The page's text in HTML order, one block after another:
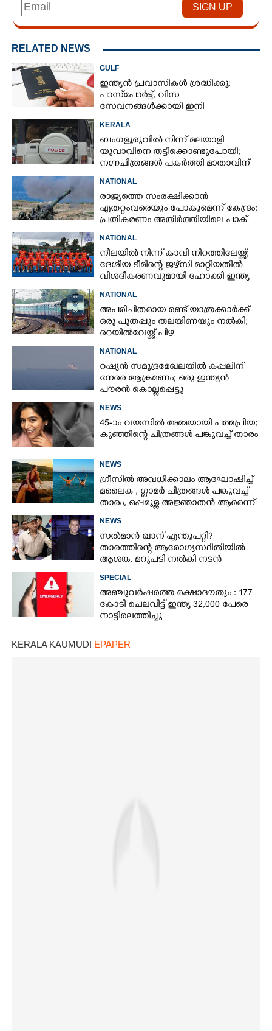
RELATED NEWS
GULF
ഇന്ത്യൻ പ്രവാസികൾ ശ്രദ്ധിക്കൂ;
പാസ്‌പോർട്ട്, വിസ
സേവനങ്ങൾക്കായി ഇനി
KERALA
ബംഗളൂരുവിൽ നിന്ന് മലയാളി
യുവാവിനെ തട്ടിക്കൊണ്ടുപോയി;
നഗ്നചിത്രങ്ങൾ പകർത്തി മാതാവിന്
NATIONAL
രാജ്യത്തെ സംരക്ഷിക്കാൻ
എതറ്റംവരെയും പോകുമെന്ന് കേന്ദ്രം:
പ്രതികരണം അതിർത്തിയിലെ പാക്
NATIONAL
നീലയിൽ നിന്ന് കാവി നിറത്തിലേയ്ക്ക്;
ദേശീയ ടീമിന്റെ ജഴ്‌സി മാറ്റിയതിൽ
വിശദീകരണവുമായി ഹോക്കി ഇന്ത്യ
NATIONAL
അപരിചിതരായ രണ്ട് യാത്രക്കാർക്ക്
ഒരു പുതപ്പും തലയിണയും നൽകി;
റെയിൽവേയ്ക്ക് പിഴ
NATIONAL
റഷ്യൻ സമുദ്രമേഖലയിൽ കപ്പലിന്
നേരെ ആക്രമണം; ഒരു ഇന്ത്യൻ
പൗരൻ കൊല്ലപ്പെട്ടു
NEWS
45-ാം വയസിൽ അമ്മയായി പത്മപ്രിയ;
കുഞ്ഞിന്റെ ചിത്രങ്ങൾ പങ്കുവച്ച് താരം
NEWS
ഗ്രീസിൽ അവധിക്കാലം ആഘോഷിച്ച്
മലൈക ,​ ഗ്ലാമർ ചിത്രങ്ങൾ പങ്കുവച്ച്
താരം,​ ഒപ്പമുള്ള അജ്ഞാതൻ ആരെന്ന്
NEWS
സൽമാൻ ഖാന് എന്തുപറ്റി?
താരത്തിന്റെ ആരോഗ്യസ്ഥിതിയിൽ
ആശങ്ക, മറുപടി നൽകി നടൻ
SPECIAL
അഞ്ചുവർഷത്തെ രക്ഷാദൗത്യം : 177
കോടി ചെലവിട്ട് ഇന്ത്യ 32,000 പേരെ
നാട്ടിലെത്തിച്ചു
KERALA KAUMUDI EPAPER